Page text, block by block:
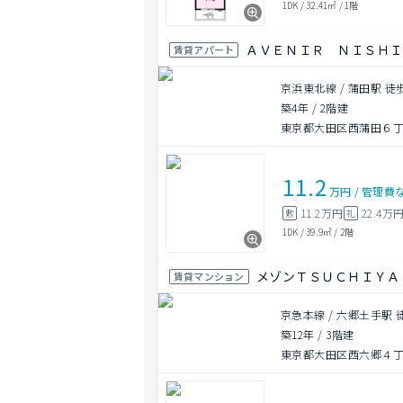
1DK /32.41㎡ / 1階
賃貸アパート ＡＶＥＮＩＲ ＮＩＳＨ
京浜東北線 / 蒲田駅 徒
築4年 / 2階建
東京都大田区西蒲田６
11.2 万円 /管理費
敷 11.2万円 礼 22.4万円
1DK /39.9㎡ / 2階
賃貸マンション メゾンＴＳＵＣＨＩＹＡ
京急本線 / 六郷土手駅
築12年 / 3階建
東京都大田区西六郷４